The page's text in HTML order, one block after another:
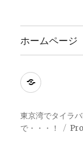
ホームページ
ホ
ム
ペ
東京湾でタイラ
で・・・！